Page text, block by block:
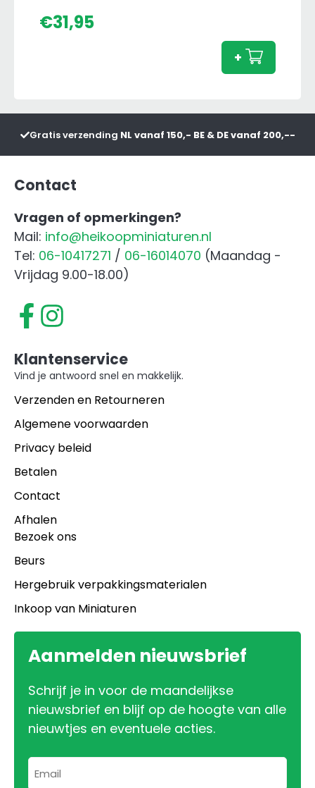
€31,95
155
aantal
+
Gratis verzending NL vanaf 150,- BE & DE vanaf 200,--
Contact
Vragen of opmerkingen?
Mail: info@heikoopminiaturen.nl
Tel: 06-10417271 / 06-16014070 (Maandag -
Vrijdag 9.00-18.00)
Klantenservice
Vind je antwoord snel en makkelijk.
Verzenden en Retourneren
Algemene voorwaarden
Privacy beleid
Betalen
Contact
Afhalen
Bezoek ons
Beurs
Hergebruik verpakkingsmaterialen
Inkoop van Miniaturen
Aanmelden nieuwsbrief
Schrijf je in voor de maandelijkse
nieuwsbrief en blijf op de hoogte van alle
nieuwtjes en eventuele acties.